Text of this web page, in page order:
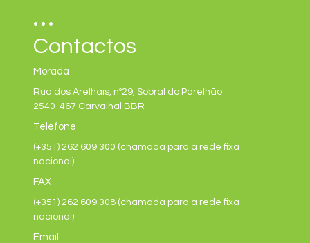
Contactos
Morada
Rua dos Arelhais, nº29, Sobral do Parelhão
2540-467 Carvalhal BBR
Telefone
(+351) 262 609 300 (chamada para a rede fixa
nacional)
FAX
(+351) 262 609 308 (chamada para a rede fixa
nacional)
Email